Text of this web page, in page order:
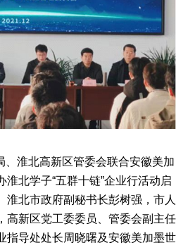
、淮北高新区管委会联合安徽美加
北学子“五群十链”企业行活动启
淮北市政府副秘书长彭树强，市人
高新区党工委委员、管委会副主任
指导处处长周晓曙及安徽美加墨世